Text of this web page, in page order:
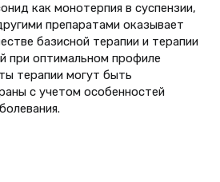
как монотерпия в суспензии,
препаратами оказывает
базисной терапии и терапии
при оптимальном профиле
терапии могут быть
с учетом особенностей